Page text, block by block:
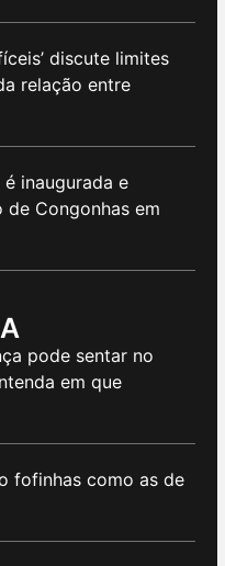
discute limites
relação entre
é inaugurada e
Congonhas em
pode sentar no
em que
fofinhas como as de